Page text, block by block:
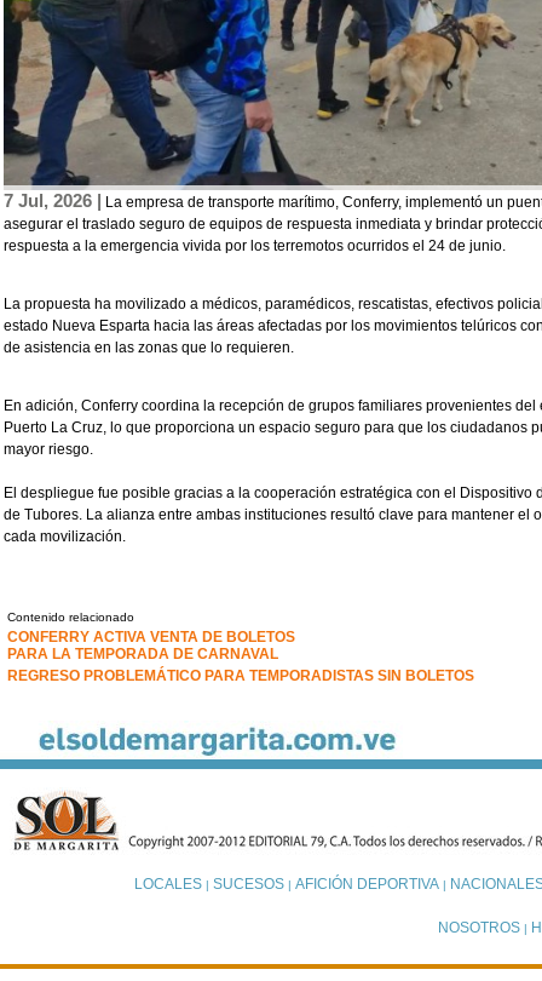
7 Jul, 2026 | La empresa de transporte marítimo, Conferry, implementó un
asegurar el traslado seguro de equipos de respuesta inmediata y brindar
respuesta a la emergencia vivida por los terremotos ocurridos el 24 de junio.
La propuesta ha movilizado a médicos, paramédicos, rescatistas, efectivos
estado Nueva Esparta hacia las áreas afectadas por los movimientos telúricos
de asistencia en las zonas que lo requieren.
En adición, Conferry coordina la recepción de grupos familiares provenientes
Puerto La Cruz, lo que proporciona un espacio seguro para que los ciudadanos
mayor riesgo.
El despliegue fue posible gracias a la cooperación estratégica con el
de Tubores. La alianza entre ambas instituciones resultó clave para mantener el
cada movilización.
Contenido relacionado
CONFERRY ACTIVA VENTA DE BOLETOS
PARA LA TEMPORADA DE CARNAVAL
REGRESO PROBLEMÁTICO PARA TEMPORADISTAS SIN BOLETOS
LOCALES| SUCESOS| AFICIÓN DEPORTIVA|
NOSOTROS |